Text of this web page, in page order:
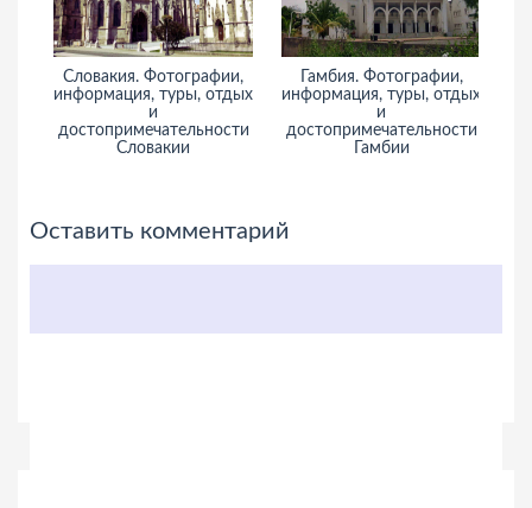
Словакия. Фотографии,
информация, туры, отдых
и
достопримечательности
Словакии
Гамбия. Фотографии,
информация, туры, отдых
и
достопримечательности
Гамбии
Оставить комментарий